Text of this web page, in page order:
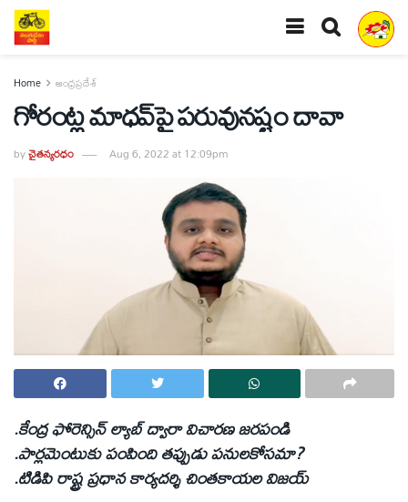
Home ఆంధ్రప్రదేశ్
గోరంట్ల మాధవ్‌పై పరువునష్టం దావా
byచైతన్యరధం Aug 6, 2022 at 12:09pm
.కేంద్ర ఫోరెన్సిన్‌ ల్యాబ్‌ ద్వారా విచారణ జరపండి
.పార్లమెంటుకు పంపింది తప్పుడు పనులకోసమా?
.టిడిపి రాష్ట్ర ప్రధాన కార్యదర్శి చింతకాయల విజయ్‌